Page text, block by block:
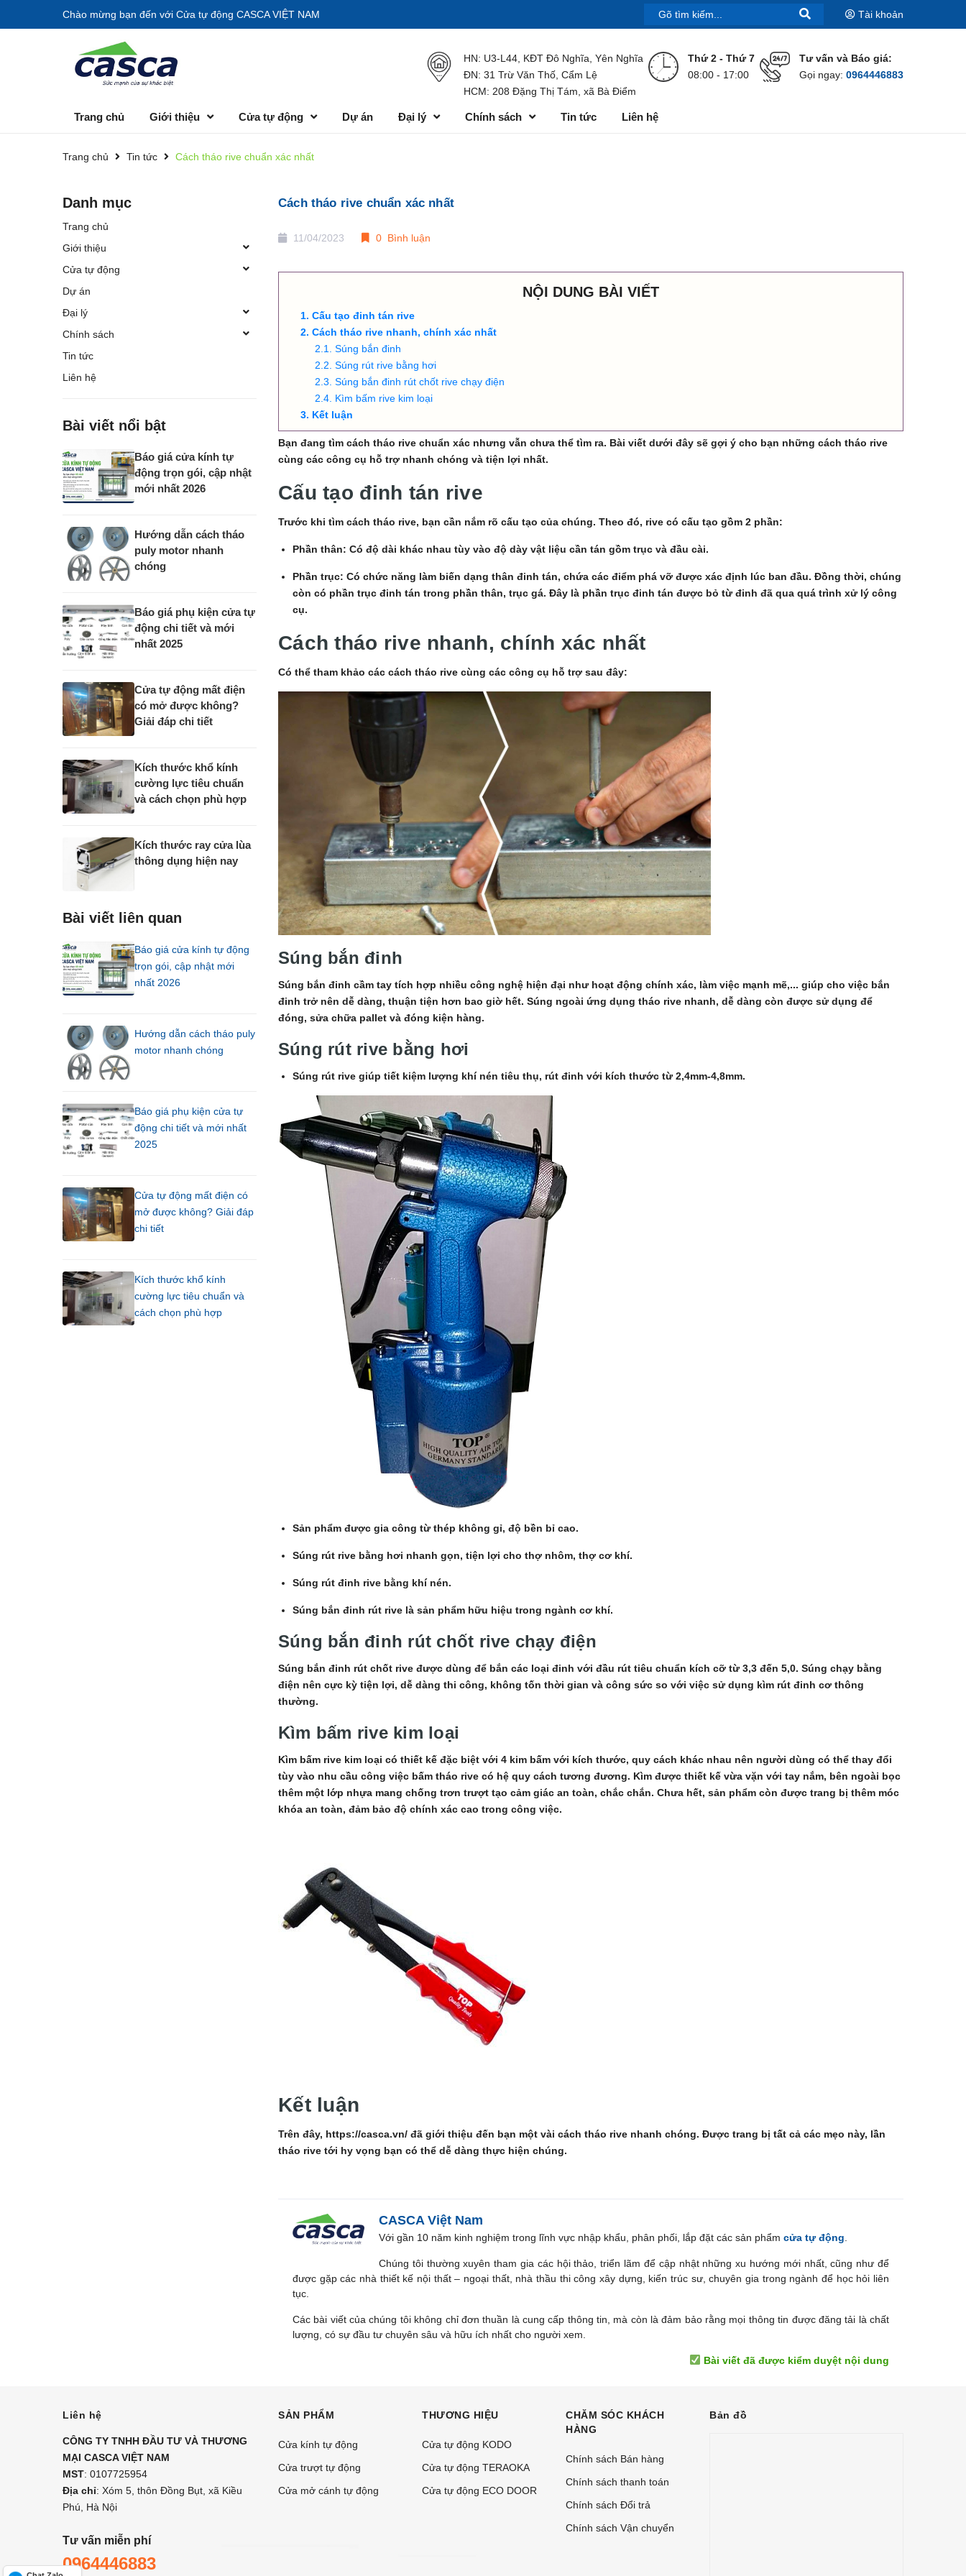
Chào mừng bạn đến với Cửa tự động CASCA VIỆT NAM Tài khoản
Tư vấn và Báo giá:
Gọi ngay: 0964446883
Thứ 2 - Thứ 7
08:00 - 17:00
HN: U3-L44, KĐT Đô Nghĩa, Yên Nghĩa
ĐN: 31 Trừ Văn Thố, Cẩm Lệ
HCM: 208 Đặng Thị Tám, xã Bà Điểm
Trang chủ Giới thiệu Cửa tự động Dự án Đại lý Chính sách Tin tức Liên hệ
Trang chủ Tin tức Cách tháo rive chuẩn xác nhất
Cách tháo rive chuẩn xác nhất
11/04/2023 0 Bình luận
NỘI DUNG BÀI VIẾT
Cấu tạo đinh tán rive
Cách tháo rive nhanh, chính xác nhất
Súng bắn đinh
Súng rút rive bằng hơi
Súng bắn đinh rút chốt rive chạy điện
Kìm bấm rive kim loại
Kết luận
Bạn đang tìm cách tháo rive chuẩn xác nhưng vẫn chưa thể tìm ra. Bài viết dưới đây sẽ gợi ý cho bạn những cách tháo rive
cùng các công cụ hỗ trợ nhanh chóng và tiện lợi nhất.
Cấu tạo đinh tán rive
Trước khi tìm cách tháo rive, bạn cần nắm rõ cấu tạo của chúng. Theo đó, rive có cấu tạo gồm 2 phần:
Phần thân: Có độ dài khác nhau tùy vào độ dày vật liệu cần tán gồm trục và đầu cài.
Phần trục: Có chức năng làm biến dạng thân đinh tán, chứa các điểm phá vỡ được xác định lúc ban đầu. Đồng thời, chúng
còn có phần trục đinh tán trong phần thân, trục gá. Đây là phần trục đinh tán được bỏ từ đinh đã qua quá trình xử lý công
cụ.
Cách tháo rive nhanh, chính xác nhất
Có thể tham khảo các cách tháo rive cùng các công cụ hỗ trợ sau đây:
Súng bắn đinh
Súng bắn đinh cầm tay tích hợp nhiều công nghệ hiện đại như hoạt động chính xác, làm việc mạnh mẽ,... giúp cho việc bắn
đinh trở nên dễ dàng, thuận tiện hơn bao giờ hết. Súng ngoài ứng dụng tháo rive nhanh, dễ dàng còn được sử dụng để
đóng, sửa chữa pallet và đóng kiện hàng.
Súng rút rive bằng hơi
Súng rút rive giúp tiết kiệm lượng khí nén tiêu thụ, rút đinh với kích thước từ 2,4mm-4,8mm.
Sản phẩm được gia công từ thép không gỉ, độ bền bỉ cao.
Súng rút rive bằng hơi nhanh gọn, tiện lợi cho thợ nhôm, thợ cơ khí.
Súng rút đinh rive bằng khí nén.
Súng bắn đinh rút rive là sản phẩm hữu hiệu trong ngành cơ khí.
Súng bắn đinh rút chốt rive chạy điện
Súng bắn đinh rút chốt rive được dùng để bắn các loại đinh với đầu rút tiêu chuẩn kích cỡ từ 3,3 đến 5,0. Súng chạy bằng
điện nên cực kỳ tiện lợi, dễ dàng thi công, không tốn thời gian và công sức so với việc sử dụng kìm rút đinh cơ thông
thường.
Kìm bấm rive kim loại
Kìm bấm rive kim loại có thiết kế đặc biệt với 4 kim bấm với kích thước, quy cách khác nhau nên người dùng có thể thay đổi
tùy vào nhu cầu công việc bấm tháo rive có hệ quy cách tương đương. Kìm được thiết kế vừa vặn với tay nắm, bên ngoài bọc
thêm một lớp nhựa mang chống trơn trượt tạo cảm giác an toàn, chắc chắn. Chưa hết, sản phẩm còn được trang bị thêm móc
khóa an toàn, đảm bảo độ chính xác cao trong công việc.
Kết luận
Trên đây, https://casca.vn/ đã giới thiệu đến bạn một vài cách tháo rive nhanh chóng. Được trang bị tất cả các mẹo này, lần
tháo rive tới hy vọng bạn có thể dễ dàng thực hiện chúng.
CASCA Việt Nam
Với gần 10 năm kinh nghiệm trong lĩnh vực nhập khẩu, phân phối, lắp đặt các sản phẩm cửa tự động
Chúng tôi thường xuyên tham gia các hội thảo, triển lãm để cập nhật những xu hướng mới nhất, cũng như để
được gặp các nhà thiết kế nội thất – ngoại thất, nhà thầu thi công xây dựng, kiến trúc sư, chuyên gia trong ngành để học hỏi liên
tục.
Các bài viết của chúng tôi không chỉ đơn thuần là cung cấp thông tin, mà còn là đảm bảo rằng mọi thông tin được đăng tải là chất
lượng, có sự đầu tư chuyên sâu và hữu ích nhất cho người xem.
Bài viết đã được kiểm duyệt nội dung
Danh mục
Trang chủ
Giới thiệu
Cửa tự động
Dự án
Đại lý
Chính sách
Tin tức
Liên hệ
Bài viết nổi bật
Báo giá cửa kính tự
động trọn gói, cập nhật
mới nhất 2026
Hướng dẫn cách tháo
puly motor nhanh
chóng
Báo giá phụ kiện cửa tự
động chi tiết và mới
nhất 2025
Cửa tự động mất điện
có mở được không?
Giải đáp chi tiết
Kích thước khổ kính
cường lực tiêu chuẩn
và cách chọn phù hợp
Kích thước ray cửa lùa
thông dụng hiện nay
Bài viết liên quan
Báo giá cửa kính tự động
trọn gói, cập nhật mới
nhất 2026
Hướng dẫn cách tháo puly
motor nhanh chóng
Báo giá phụ kiện cửa tự
động chi tiết và mới nhất
2025
Cửa tự động mất điện có
mở được không? Giải đáp
chi tiết
Kích thước khổ kính
cường lực tiêu chuẩn và
cách chọn phù hợp
Liên hệ
CÔNG TY TNHH ĐẦU TƯ VÀ THƯƠNG
MẠI CASCA VIỆT NAM
MST: 0107725954
Địa chỉ: Xóm 5, thôn Đồng Bụt, xã Kiều
Phú, Hà Nội
Tư vấn miễn phí
0964446883
SẢN PHẨM
Cửa kính tự động
Cửa trượt tự động
Cửa mở cánh tự động
THƯƠNG HIỆU
Cửa tự động KODO
Cửa tự động TERAOKA
Cửa tự động ECO DOOR
CHĂM SÓC KHÁCH
HÀNG
Chính sách Bán hàng
Chính sách thanh toán
Chính sách Đổi trả
Chính sách Vận chuyển
Bản đồ